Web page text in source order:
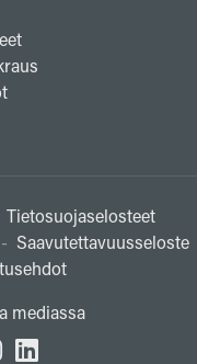
Tietosuojaselosteet
- Saavutettavuusseloste
mediassa